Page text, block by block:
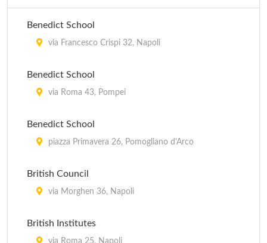
Benedict School
via Francesco Crispi 32, Napoli
Benedict School
via Roma 43, Pompei
Benedict School
piazza Primavera 26, Pomogliano d'Arco
British Council
via Morghen 36, Napoli
British Institutes
via Roma 25, Napoli